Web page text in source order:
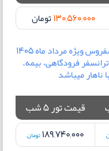
130,560,000تومان
قیمت تور استانبول هتل سوئیس اوتل بوسفروس ویژه مرداد ماه 1405
فرودگاهی، بیمه،
ناهار میباشد
قیمت تور 5 شب
189,740,000 تومان